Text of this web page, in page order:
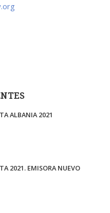
ALBANIA 2021
2021. EMISORA NUEVO